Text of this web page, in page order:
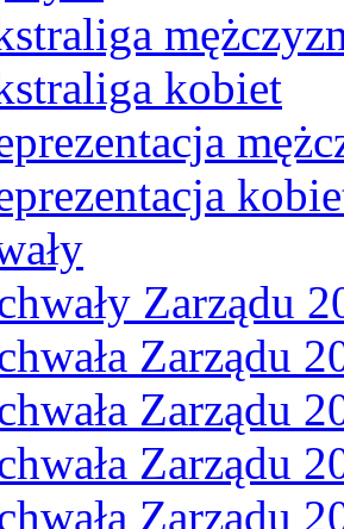
kobiet
Zarządu
Zarządu
Zarządu
Zarządu
Zarządu